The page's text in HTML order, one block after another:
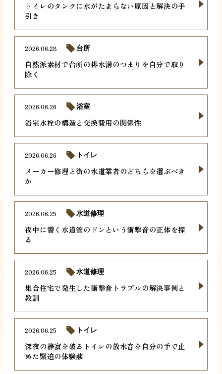
トイレのタンクに水がたまらない原因と解決の手
引き
自然派素材で台所の排水溝のつまりを自分で取り
除く
2026.06.28 台所
浴室水栓の構造と交換費用の関係性
2026.06.26 浴室
メーカー修理と街の水道業者のどちらを選ぶべき
か
2026.06.26 トイレ
夜中に響く水道管のドンという衝撃音の正体を探
る
2026.06.25 水道修理
集合住宅で発生した衝撃音トラブルの解決事例と
教訓
2026.06.25 水道修理
深夜の静寂を破るトイレの放水音を自分の手で止
めた緊迫の体験談
2026.06.25 トイレ